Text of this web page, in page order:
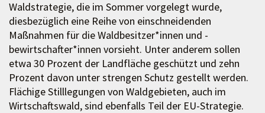
Waldstrategie, die im Sommer vorgelegt wurde,
diesbezüglich eine Reihe von einschneidenden
Maßnahmen für die Waldbesitzer*innen und -
bewirtschafter*innen vorsieht. Unter anderem sollen
etwa 30 Prozent der Landfläche geschützt und zehn
Prozent davon unter strengen Schutz gestellt werden.
Flächige Stilllegungen von Waldgebieten, auch im
Wirtschaftswald, sind ebenfalls Teil der EU-Strategie.